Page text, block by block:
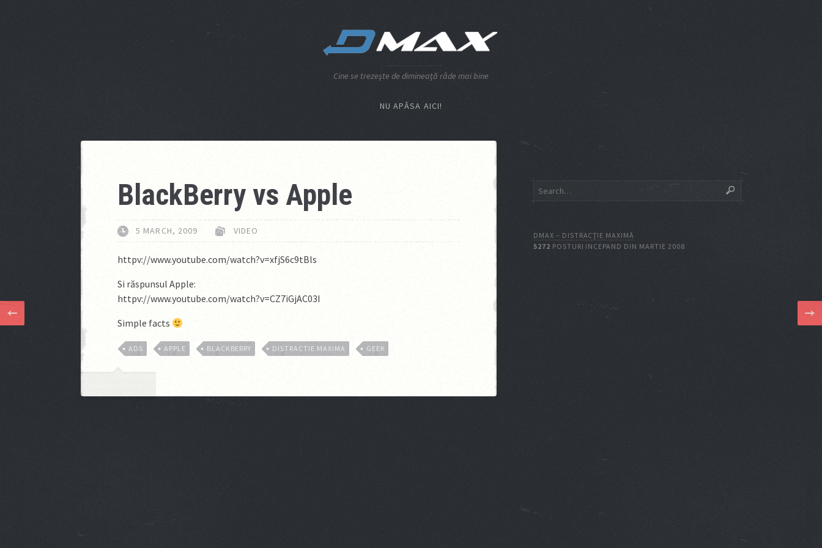
Cine se trezeşte de dimineaţă râde mai bine
NU APĂSA AICI!
BlackBerry vs Apple
5 MARCH, 2009 VIDEO
httpv://www.youtube.com/watch?v=xfjS6c9tBls
Si răspunsul Apple:
httpv://www.youtube.com/watch?v=CZ7iGjAC03I
Simple facts
ADS APPLE BLACKBERRY DISTRACTIE MAXIMA GEEK
DMAX – DISTRACŢIE MAXIMĂ
5272 POSTURI INCEPAND DIN MARTIE 2008